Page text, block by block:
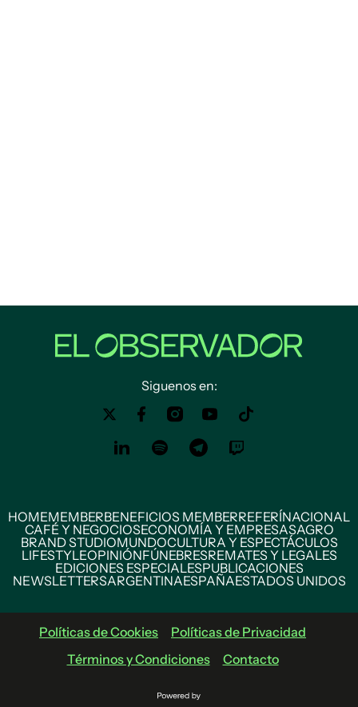
Siguenos en:
HOMEMEMBERBENEFICIOS MEMBERREFERÍNACIONAL
CAFÉ Y NEGOCIOSECONOMÍA Y EMPRESASAGRO
BRAND STUDIOMUNDOCULTURA Y ESPECTÁCULOS
LIFESTYLEOPINIÓNFÚNEBRESREMATES Y LEGALES
EDICIONES ESPECIALESPUBLICACIONES
NEWSLETTERSARGENTINAESPAÑAESTADOS UNIDOS
Políticas de Cookies
Políticas de Privacidad
Términos y Condiciones
Contacto